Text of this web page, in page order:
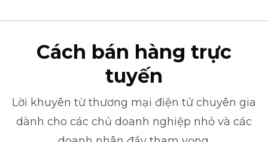
Cách bán hàng trực
tuyến
Lời khuyên từ thương mại điện tử chuyên gia
dành cho các chủ doanh nghiệp nhỏ và các